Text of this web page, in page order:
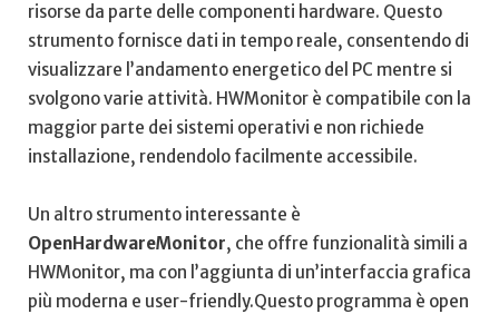
risorse da parte ⁢delle componenti hardware. Questo
strumento⁢ fornisce ⁢dati ⁢in tempo reale, consentendo di‌
visualizzare ‌l’andamento energetico del PC​ mentre⁤ si
svolgono varie attività. HWMonitor è compatibile con la
‍maggior parte ​dei sistemi operativi e ‍non richiede
installazione, ‌rendendolo⁣ facilmente accessibile.
Un altro‍ strumento⁤ interessante⁢ è
OpenHardwareMonitor, che ⁣offre funzionalità ⁣simili​ a
HWMonitor, ma con l’aggiunta di un’interfaccia grafica
⁣più moderna e ‍user-friendly.Questo programma è open